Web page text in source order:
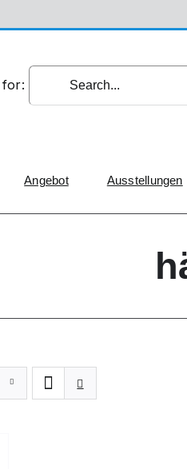
for:
Angebot Ausstellungen